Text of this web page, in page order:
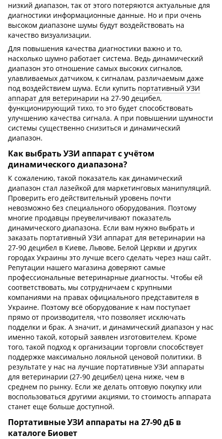
низкий диапазон, так от этого потеряются актуальные для
диагностики информационные данные. Но и при очень
высоком диапазоне шумы будут воздействовать на
качество визуализации.
Для повышения качества диагностики важно и то,
насколько шумно работает система. Ведь динамический
диапазон это отношение самых высоких сигналов,
улавливаемых датчиком, к сигналам, различаемым даже
под воздействием шума. Если купить портативный УЗИ
аппарат для ветеринарии на 27-90 децибел,
функционирующий тихо, то это будет способствовать
улучшению качества сигнала. А при повышении шумности
системы существенно снизиться и динамический
диапазон.
Как выбрать УЗИ аппарат с учётом
динамического диапазона?
К сожалению, такой показатель как динамический
диапазон стал лазейкой для маркетинговых манипуляций.
Проверить его действительный уровень почти
невозможно без специального оборудования. Поэтому
многие продавцы преувеличивают показатель
динамического диапазона. Если вам нужно выбрать и
заказать портативный УЗИ аппарат для ветеринарии на
27-90 децибел в Киеве, Львове, Белой Церкви и других
городах Украины это лучше всего сделать через наш сайт.
Репутации нашего магазина доверяют самые
профессиональные ветеринарные диагносты. Чтобы ей
соответствовать, мы сотрудничаем с крупными
компаниями на правах официального представителя в
Украине. Поэтому всё оборудование к нам поступает
прямо от производителя, что позволяет исключать
подделки и брак. А значит, и динамический диапазон у нас
именно такой, который заявлен изготовителем. Кроме
того, такой подход к организации торговли способствует
поддержке максимально лояльной ценовой политики. В
результате у нас на лучшие портативные УЗИ аппараты
для ветеринарии (27-90 децибел) цена ниже, чем в
среднем по рынку. Если же делать оптовую покупку или
воспользоваться другими акциями, то стоимость аппарата
станет еще больше доступной.
Портативные УЗИ аппараты на 27-90 дБ в
каталоге Биовет